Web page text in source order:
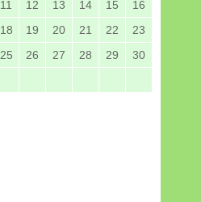
11 12 13 14 15
16
18 19 20 21 22
23
25 26 27 28 29
30